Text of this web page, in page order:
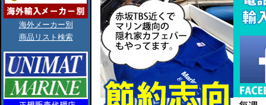
海外メーカー別
商品リスト検索